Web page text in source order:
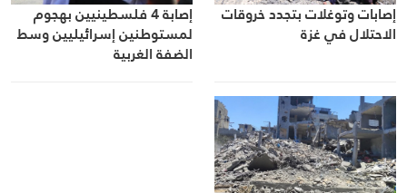
إصابات وتوغلات بتجدد خروقات
الاحتلال في غزة
إصابة 4 فلسطينيين بهجوم
لمستوطنين إسرائيليين وسط
الضفة الغربية